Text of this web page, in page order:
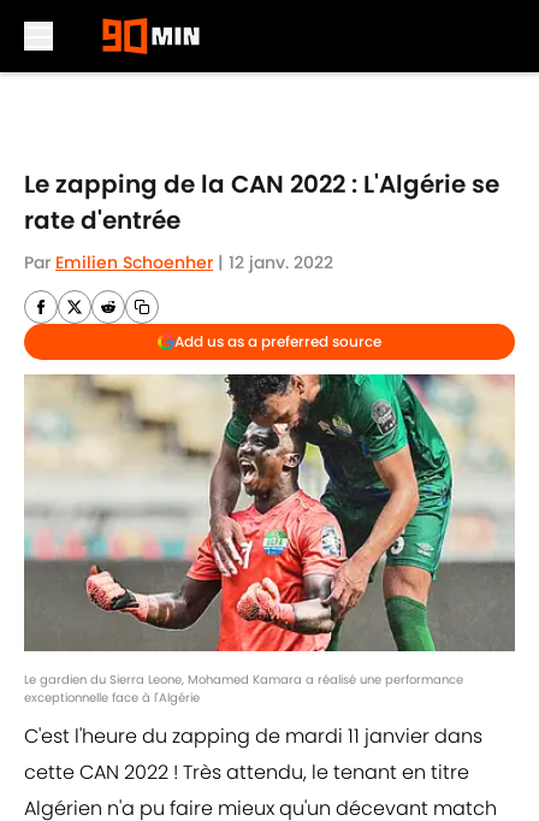
Le zapping de la CAN 2022 : L'Algérie se
rate d'entrée
Par Emilien Schoenher | 12 janv. 2022
Add us as a preferred source
Le gardien du Sierra Leone, Mohamed Kamara a réalisé une performance
exceptionnelle face à l'Algérie
C'est l'heure du zapping de mardi 11 janvier dans
cette CAN 2022 ! Très attendu, le tenant en titre
Algérien n'a pu faire mieux qu'un décevant match